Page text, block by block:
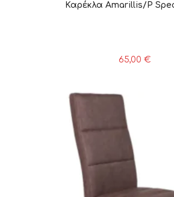
Καρέκλα Amarillis/P
65,00 €